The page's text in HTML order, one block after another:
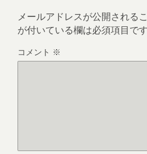
メールアドレスが公開される
が付いている欄は必須項目です
コメント ※